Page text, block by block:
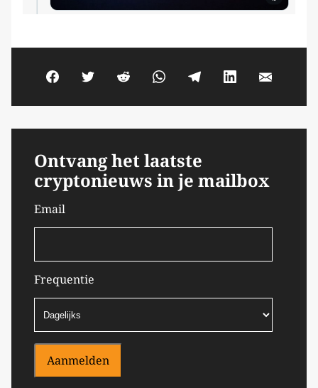
Ontvang het laatste
cryptonieuws in je mailbox
Email
Frequentie
Aanmelden